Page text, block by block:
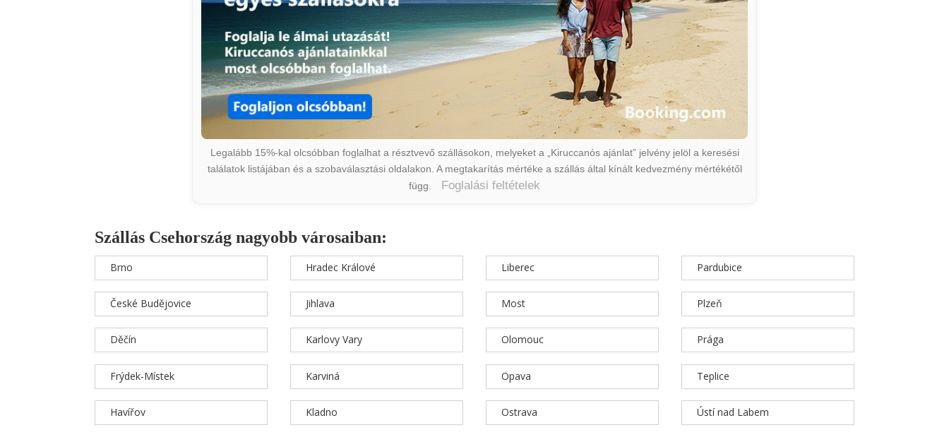
Legalább 15%-kal olcsóbban foglalhat a résztvevő szállásokon, melyeket a „Kiruccanós ajánlat” jelvény jelöl a keresési
találatok listájában és a szobaválasztási oldalakon. A megtakarítás mértéke a szállás által kínált kedvezmény mértékétől
függ.
Foglalási feltételek
Szállás Csehország nagyobb városaiban:
Brno
České Budějovice
Děčín
Frýdek-Místek
Havířov
Hradec Králové
Jihlava
Karlovy Vary
Karviná
Kladno
Liberec
Most
Olomouc
Opava
Ostrava
Pardubice
Plzeň
Prága
Teplice
Ústí nad Labem